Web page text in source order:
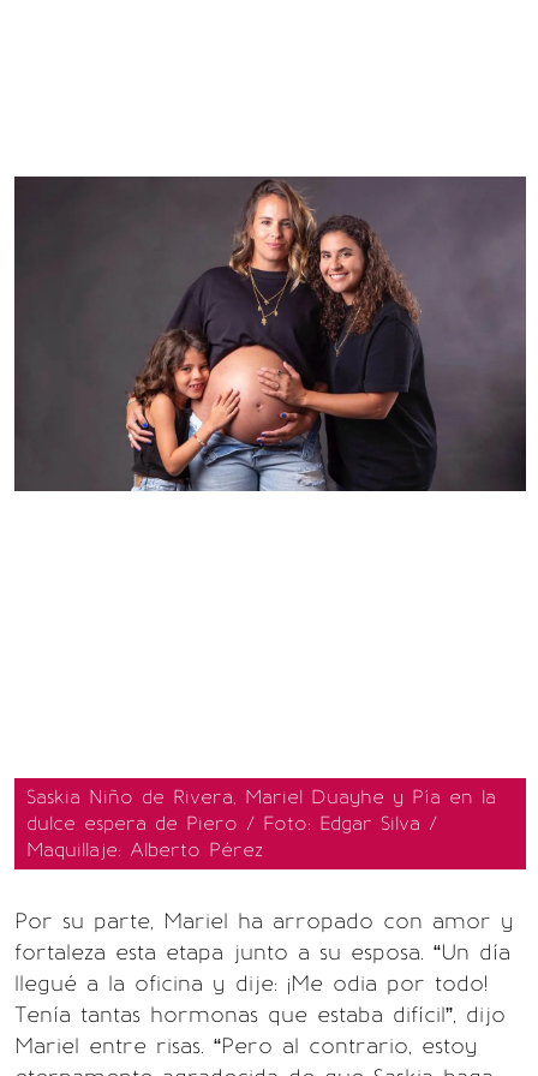
Saskia Niño de Rivera, Mariel Duayhe y Pía en la
dulce espera de Piero / Foto: Edgar Silva /
Maquillaje: Alberto Pérez
Por su parte, Mariel ha arropado con amor y
fortaleza esta etapa junto a su esposa. “Un día
llegué a la oficina y dije: ¡Me odia por todo!
Tenía tantas hormonas que estaba difícil”, dijo
Mariel entre risas. “Pero al contrario, estoy